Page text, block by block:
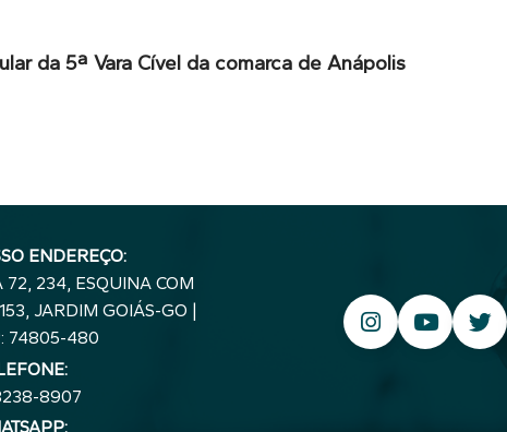
da 5ª Vara Cível da comarca de Anápolis
ENDEREÇO:
72, 234, ESQUINA COM
JARDIM GOIÁS-GO |
74805-480
8907